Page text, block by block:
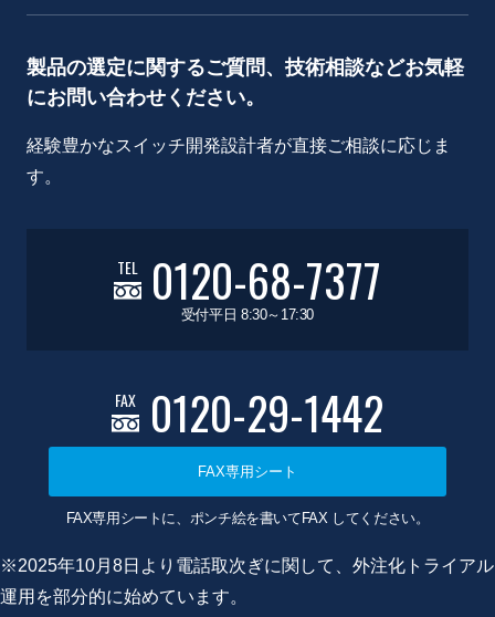
製品の選定に関するご質問、技術相談などお気軽
にお問い合わせください。
経験豊かなスイッチ開発設計者が直接ご相談に応じま
す。
TEL 0120-68-7377
受付平日 8:30～17:30
FAX 0120-29-1442
FAX専用シート
FAX専用シートに、ポンチ絵を書いてFAX してください。
※2025年10月8日より電話取次ぎに関して、外注化トライアル
運用を部分的に始めています。